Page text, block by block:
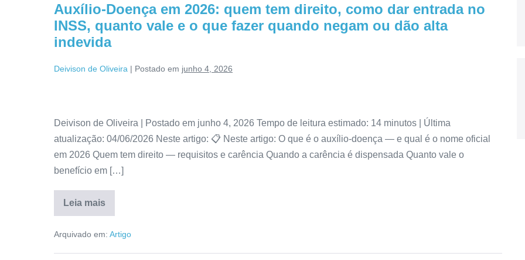
Auxílio-Doença em 2026: quem tem direito, como dar entrada no
INSS, quanto vale e o que fazer quando negam ou dão alta
indevida
Deivison de Oliveira | Postado em junho 4, 2026
Deivison de Oliveira | Postado em junho 4, 2026 Tempo de leitura estimado: 14 minutos | Última
atualização: 04/06/2026 Neste artigo: 📋 Neste artigo: O que é o auxílio-doença — e qual é o nome oficial
em 2026 Quem tem direito — requisitos e carência Quando a carência é dispensada Quanto vale o
benefício em […]
Leia mais
Arquivado em: Artigo